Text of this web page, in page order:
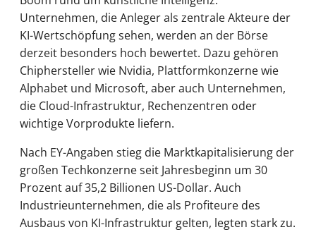
Unternehmen, die Anleger als zentrale Akteure der
KI-Wertschöpfung sehen, werden an der Börse
derzeit besonders hoch bewertet. Dazu gehören
Chiphersteller wie Nvidia, Plattformkonzerne wie
Alphabet und Microsoft, aber auch Unternehmen,
die Cloud-Infrastruktur, Rechenzentren oder
wichtige Vorprodukte liefern.
Nach EY-Angaben stieg die Marktkapitalisierung der
großen Techkonzerne seit Jahresbeginn um 30
Prozent auf 35,2 Billionen US-Dollar. Auch
Industrieunternehmen, die als Profiteure des
Ausbaus von KI-Infrastruktur gelten, legten stark zu.